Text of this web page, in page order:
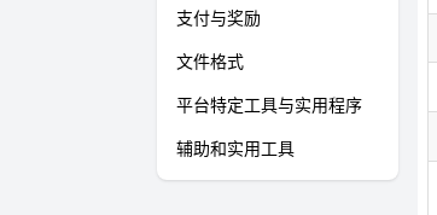
支付与奖励
文件格式
平台特定工具与实用程序
辅助和实用工具